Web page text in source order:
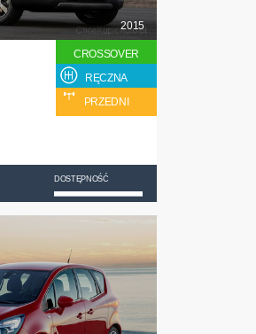
2015
CROSSOVER
RĘCZNA
PRZEDNI
DOSTĘPNOŚĆ